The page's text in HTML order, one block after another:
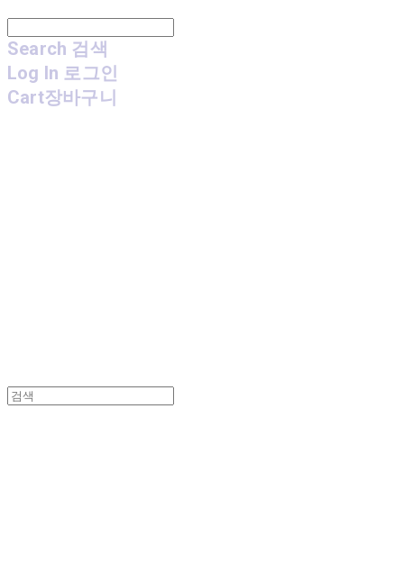
Search 검색
Log In 로그인
Cart장바구니